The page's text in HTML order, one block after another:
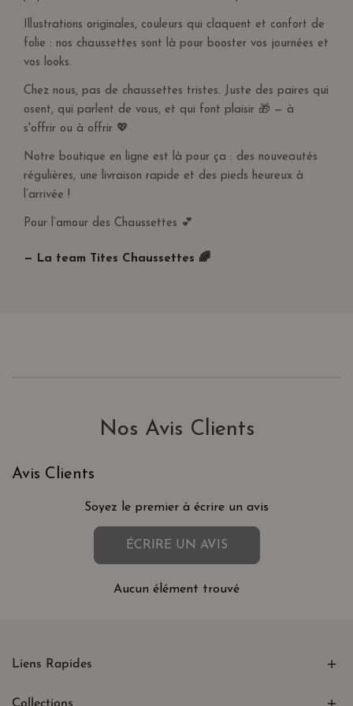
Illustrations originales, couleurs qui claquent et confort de
folie : nos chaussettes sont là pour booster vos journées et
vos looks.
Chez nous, pas de chaussettes tristes. Juste des paires qui
osent, qui parlent de vous, et qui font plaisir 🎁 — à
s'offrir ou à offrir 💖
Notre boutique en ligne est là pour ça : des nouveautés
régulières, une livraison rapide et des pieds heureux à
l’arrivée !
Pour l’amour des Chaussettes 💕
— La team Tites Chaussettes 🌈
Nos Avis Clients
Avis Clients
Soyez le premier à écrire un avis
ÉCRIRE UN AVIS
Aucun élément trouvé
Liens Rapides